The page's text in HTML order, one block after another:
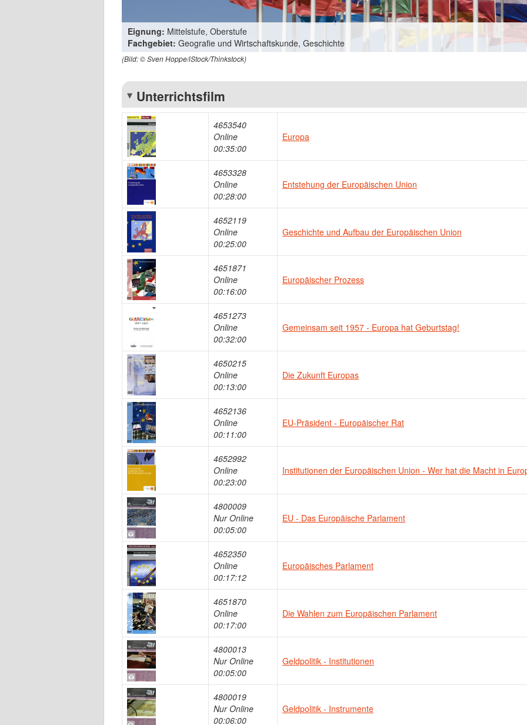
Eignung: Mittelstufe, Oberstufe
Fachgebiet: Geografie und Wirtschaftskunde, Geschichte
(Bild: © Sven Hoppe/iStock/Thinkstock)
Unterrichtsfilm
4653540
Online
00:35:00
Europa
4653328
Online
00:28:00
Entstehung der Europäischen Union
4652119
Online
00:25:00
Geschichte und Aufbau der Europäischen Union
4651871
Online
00:16:00
Europäischer Prozess
4651273
Online
00:32:00
Gemeinsam seit 1957 - Europa hat Geburtstag!
4650215
Online
00:13:00
Die Zukunft Europas
4652136
Online
00:11:00
EU-Präsident - Europäischer Rat
4652992
Online
00:23:00
Institutionen der Europäischen Union - Wer hat die Macht in
4800009
Nur Online
00:05:00
EU - Das Europäische Parlament
4652350
Online
00:17:12
Europäisches Parlament
4651870
Online
00:17:00
Die Wahlen zum Europäischen Parlament
4800013
Nur Online
00:05:00
Geldpolitik - Institutionen
4800019
Nur Online
00:06:00
Geldpolitik - Instrumente